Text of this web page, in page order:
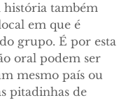
também
em que é
grupo. É por esta
oral podem ser
mesmo país ou
pitadinhas de